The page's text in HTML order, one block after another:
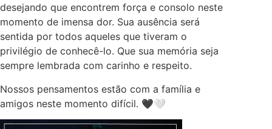
desejando que encontrem força e consolo neste
momento de imensa dor. Sua ausência será
sentida por todos aqueles que tiveram o
privilégio de conhecê-lo. Que sua memória seja
sempre lembrada com carinho e respeito.
Nossos pensamentos estão com a família e
amigos neste momento difícil. 🖤🤍